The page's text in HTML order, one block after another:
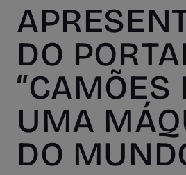
DO
“CAMÕES
UMA
DO